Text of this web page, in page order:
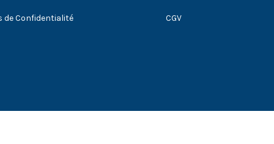
de Confidentialité CGV